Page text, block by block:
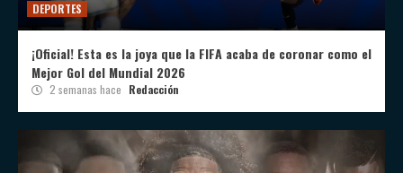
DEPORTES
¡Oficial! Esta es la joya que la FIFA acaba de coronar como el
Mejor Gol del Mundial 2026
2 semanas hace Redacción